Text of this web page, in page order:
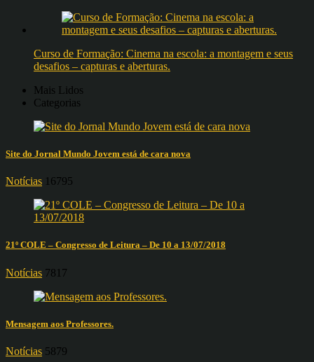
Curso de Formação: Cinema na escola: a montagem e seus
desafios – capturas e aberturas.
Mais Lidos
Categorias
Site do Jornal Mundo Jovem está de cara nova
Notícias 16795
21º COLE – Congresso de Leitura – De 10 a 13/07/2018
Notícias 7817
Mensagem aos Professores.
Notícias 5879